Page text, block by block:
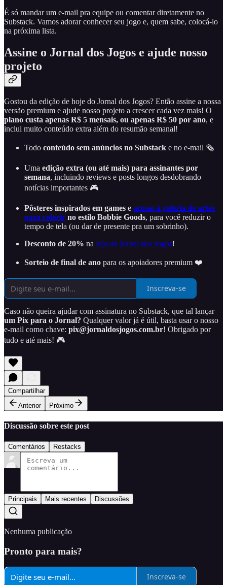
É só mandar um e-mail pra equipe ou comentar diretamente no
Substack. Vamos adorar conhecer seu jogo e, quem sabe, colocá-lo
na próxima lista.
Assine o Jornal dos Jogos e ajude nosso
projeto
Gostou da edição de hoje do Jornal dos Jogos? Então assine a nossa
versão premium e ajude nosso projeto a crescer cada vez mais! O
plano custa apenas R$ 5 mensais, ou apenas R$ 50 por ano, e
inclui muito conteúdo extra além do resumão semanal!
Todo conteúdo sem anúncios no Substack e no e-mail 🗞️
Uma edição extra (ou até mais) para assinantes por
semana, incluindo reviews e posts longos desdobrando
notícias importantes 🎮
Pôsteres inspirados em games e acesso à galeria de artes
para colorir no estilo Bobbie Goods, para você reduzir o
tempo de tela (ou dar de presente pra um sobrinho).
Desconto de 20% na loja do Jornal dos Jogos!
Sorteio de final de ano para os apoiadores premium ❤️
Inscreva-se
Caso não queira ajudar com assinatura no Substack, que tal lançar
um Pix para o Jornal? Qualquer valor já é útil, basta usar o nosso
e-mail como chave: pix@jornaldosjogos.com.br! Obrigado por
tudo e até mais! 🎮
Compartilhar
Anterior
Próximo
Discussão sobre este post
Comentários Restacks
Principais Mais recentes Discussões
Nenhuma publicação
Pronto para mais?
Inscreva-se